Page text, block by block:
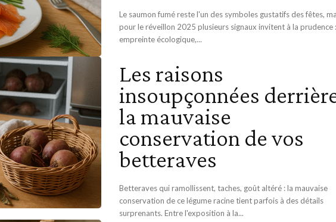
Le saumon fumé reste l'un des symboles gustatifs des fêtes,
pour le réveillon 2025 plusieurs signaux invitent à la prudence :
empreinte écologique,...
Les raisons
insoupçonnées
la mauvaise
conservation de vos
betteraves
Betteraves qui ramollissent, taches, goût altéré : la mauvaise
conservation de ce légume racine tient parfois à des détails
surprenants. Entre l'exposition à la...